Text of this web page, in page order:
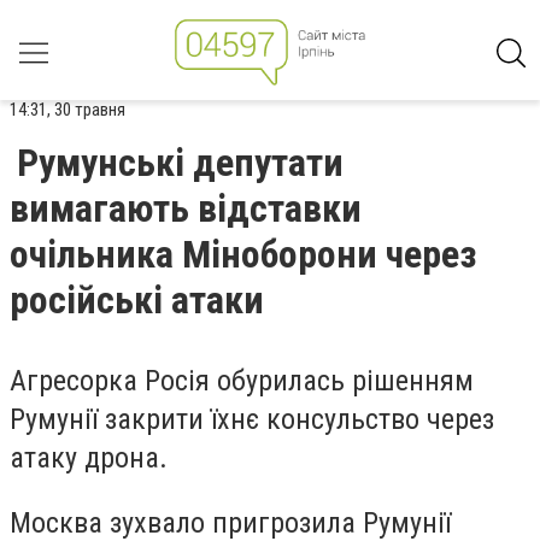
14:31, 30 травня
Румунські депутати
вимагають відставки
очільника Міноборони через
російські атаки
Агресорка Росія обурилась рішенням
Румунії закрити їхнє консульство через
атаку дрона.
Москва зухвало пригрозила Румунії